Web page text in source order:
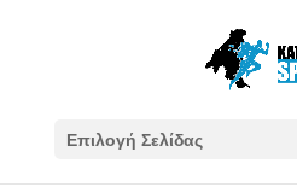
Επιλογή Σελίδας